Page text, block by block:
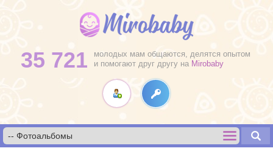
35 721
молодых мам общаются, делятся опытом
и помогают друг другу на Mirobaby